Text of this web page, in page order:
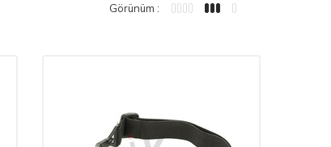
Görünüm :